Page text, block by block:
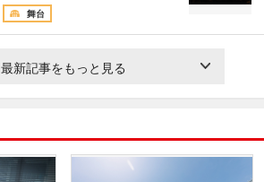
舞台
最新記事をもっと見る